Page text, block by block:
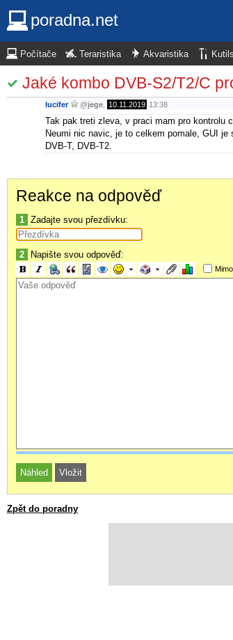
poradna.net
Počítače Teraristika Akvaristika
Jaké kombo DVB-S2/T2/C
lucifer @jege 10.11.2019 13:38
Tak pak treti zleva, v praci mam pro kontrolu
Neumi nic navic, je to celkem pomale, GUI
DVB-T, DVB-T2.
Reakce na odpověď
1 Zadajte svou přezdívku:
2 Napište svou odpověď:
Zpět do poradny